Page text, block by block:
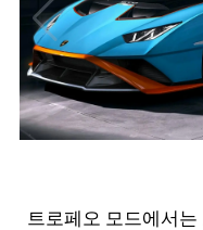
트로페오 모드에서